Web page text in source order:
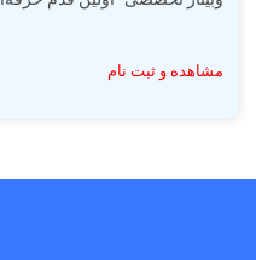
مشاهده و ثبت نام